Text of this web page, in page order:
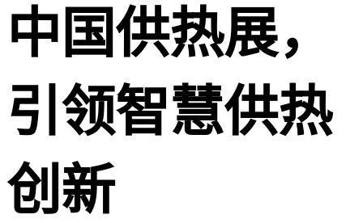
中国供热展，
引领智慧供热
创新